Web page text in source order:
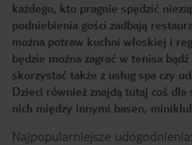
każdego, kto pragnie spędzić
podniebienia gości zadbają
można potraw kuchni włoskiej i
będzie można zagrać w tenisa
skorzystać także z usług spa czy
Dzieci również znajdą tutaj coś
nich między innymi basen,
Najpopularniejsze udogodnienia: